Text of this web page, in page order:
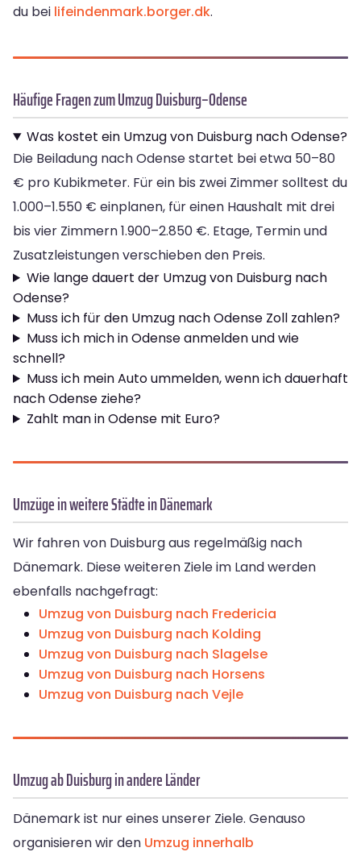
du bei lifeindenmark.borger.dk.
Häufige Fragen zum Umzug Duisburg–Odense
Was kostet ein Umzug von Duisburg nach Odense?
Die Beiladung nach Odense startet bei etwa 50–80
€ pro Kubikmeter. Für ein bis zwei Zimmer solltest du
1.000–1.550 € einplanen, für einen Haushalt mit drei
bis vier Zimmern 1.900–2.850 €. Etage, Termin und
Zusatzleistungen verschieben den Preis.
Wie lange dauert der Umzug von Duisburg nach
Odense?
Muss ich für den Umzug nach Odense Zoll zahlen?
Muss ich mich in Odense anmelden und wie
schnell?
Muss ich mein Auto ummelden, wenn ich dauerhaft
nach Odense ziehe?
Zahlt man in Odense mit Euro?
Umzüge in weitere Städte in Dänemark
Wir fahren von Duisburg aus regelmäßig nach
Dänemark. Diese weiteren Ziele im Land werden
ebenfalls nachgefragt:
Umzug von Duisburg nach Fredericia
Umzug von Duisburg nach Kolding
Umzug von Duisburg nach Slagelse
Umzug von Duisburg nach Horsens
Umzug von Duisburg nach Vejle
Umzug ab Duisburg in andere Länder
Dänemark ist nur eines unserer Ziele. Genauso
organisieren wir den Umzug innerhalb